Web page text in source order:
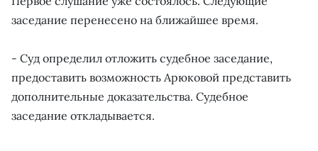
заседание перенесено на ближайшее время.
- Суд определил отложить судебное заседание,
предоставить возможность Арюковой представить
дополнительные доказательства. Судебное
заседание откладывается.